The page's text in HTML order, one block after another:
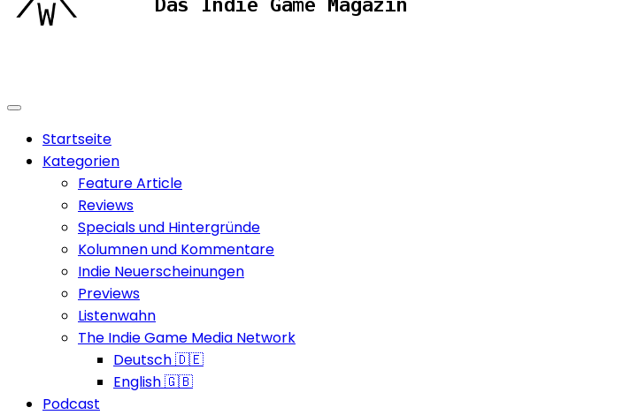
Startseite
Kategorien
Feature Article
Reviews
Specials und Hintergründe
Kolumnen und Kommentare
Indie Neuerscheinungen
Previews
Listenwahn
The Indie Game Media Network
Deutsch 🇩🇪
English 🇬🇧
Podcast